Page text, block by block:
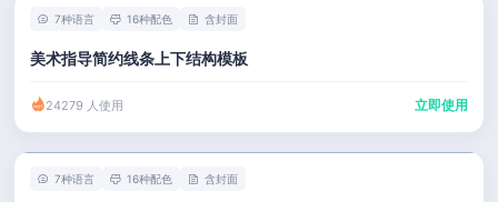
7种语言 16种配色 含封面
美术指导简约线条上下结构模板
24279 人使用 立即使用
7种语言 16种配色 含封面